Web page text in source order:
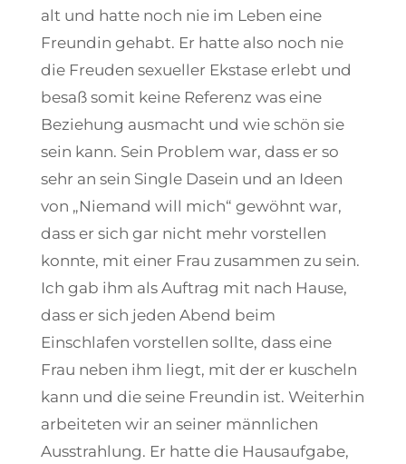
alt und hatte noch nie im Leben eine
Freundin gehabt. Er hatte also noch nie
die Freuden sexueller Ekstase erlebt und
besaß somit keine Referenz was eine
Beziehung ausmacht und wie schön sie
sein kann. Sein Problem war, dass er so
sehr an sein Single Dasein und an Ideen
von „Niemand will mich“ gewöhnt war,
dass er sich gar nicht mehr vorstellen
konnte, mit einer Frau zusammen zu sein.
Ich gab ihm als Auftrag mit nach Hause,
dass er sich jeden Abend beim
Einschlafen vorstellen sollte, dass eine
Frau neben ihm liegt, mit der er kuscheln
kann und die seine Freundin ist. Weiterhin
arbeiteten wir an seiner männlichen
Ausstrahlung. Er hatte die Hausaufgabe,